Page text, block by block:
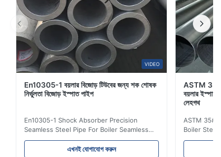
VIDEO
En10305-1 বয়লার বিজোড় টিউবের জন্য শক শোষক
নির্ভুলতা বিজোড় ইস্পাত পাইপ
En10305-1 Shock Absorber Precision
Seamless Steel Pipe For Boiler Seamless
Tube Seamless Precision steel tubes To be
used in hydraulic system, automobile and
এখনই যোগাযোগ করুন
ASTM 35#
বয়লার ইস্পাত
লেহগথ
ASTM 35#
Boiler Steel
Lehgth Its